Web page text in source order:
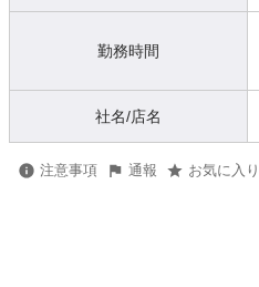
勤務時間
社名/店名
注意事項 通報 お気に入り